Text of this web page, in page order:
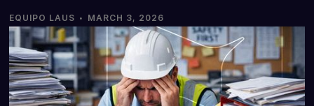
EQUIPO LAUS · MARCH 3, 2026